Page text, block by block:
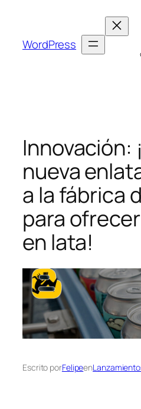
contenido
WordPress
Innovación:
nueva
a la fábrica
para
en lata!
Escrito porFelipeen